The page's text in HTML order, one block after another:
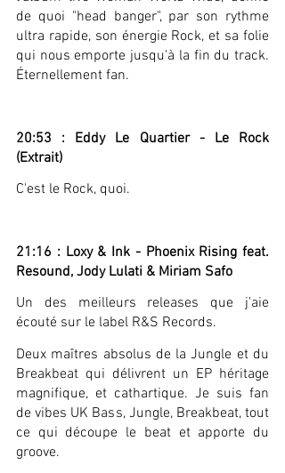
de quoi "head banger", par son rythme
ultra rapide, son énergie Rock, et sa folie
qui nous emporte jusqu'à la fin du track.
Éternellement fan.
20:53 : Eddy Le Quartier - Le Rock
(Extrait)
C'est le Rock, quoi.
21:16 : Loxy & Ink - Phoenix Rising feat.
Resound, Jody Lulati & Miriam Safo
Un des meilleurs releases que j'aie
écouté sur le label R&S Records.
Deux maîtres absolus de la Jungle et du
Breakbeat qui délivrent un EP héritage
magnifique, et cathartique. Je suis fan
de vibes UK Bass, Jungle, Breakbeat, tout
ce qui découpe le beat et apporte du
groove.